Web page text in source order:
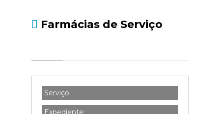
Farmácias de Serviço
Serviço:
Expediente: